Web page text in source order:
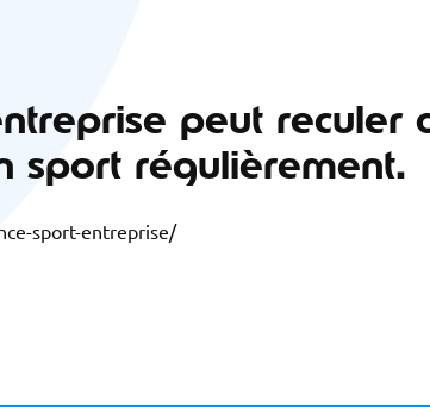
peut
sport régulièrement.
sport-entreprise/